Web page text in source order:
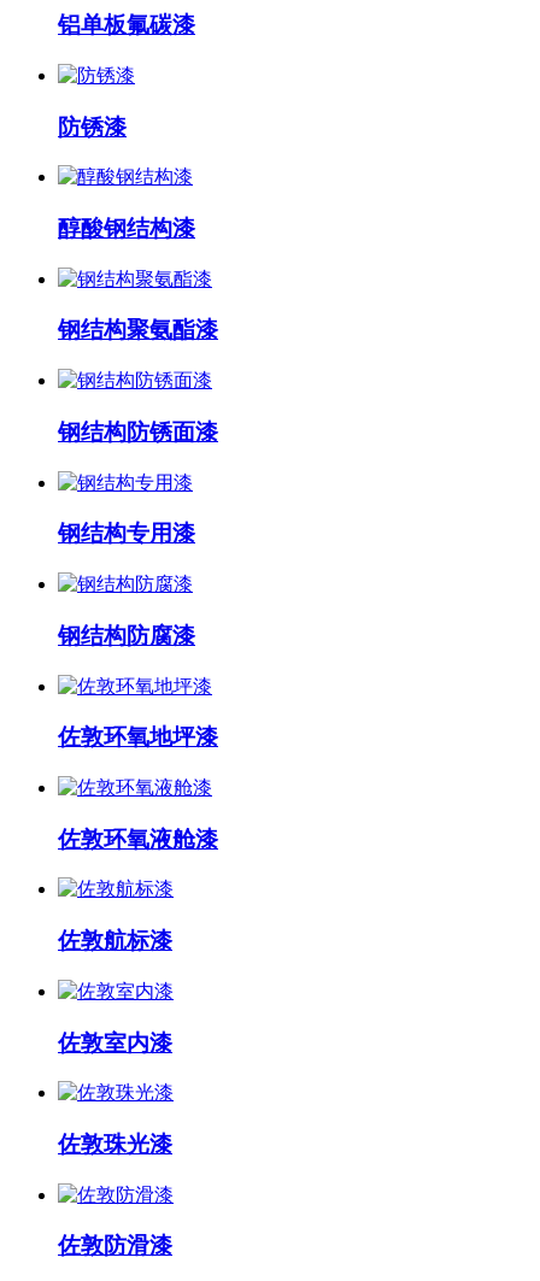
铝单板氟碳漆
防锈漆
醇酸钢结构漆
钢结构聚氨酯漆
钢结构防锈面漆
钢结构专用漆
钢结构防腐漆
佐敦环氧地坪漆
佐敦环氧液舱漆
佐敦航标漆
佐敦室内漆
佐敦珠光漆
佐敦防滑漆